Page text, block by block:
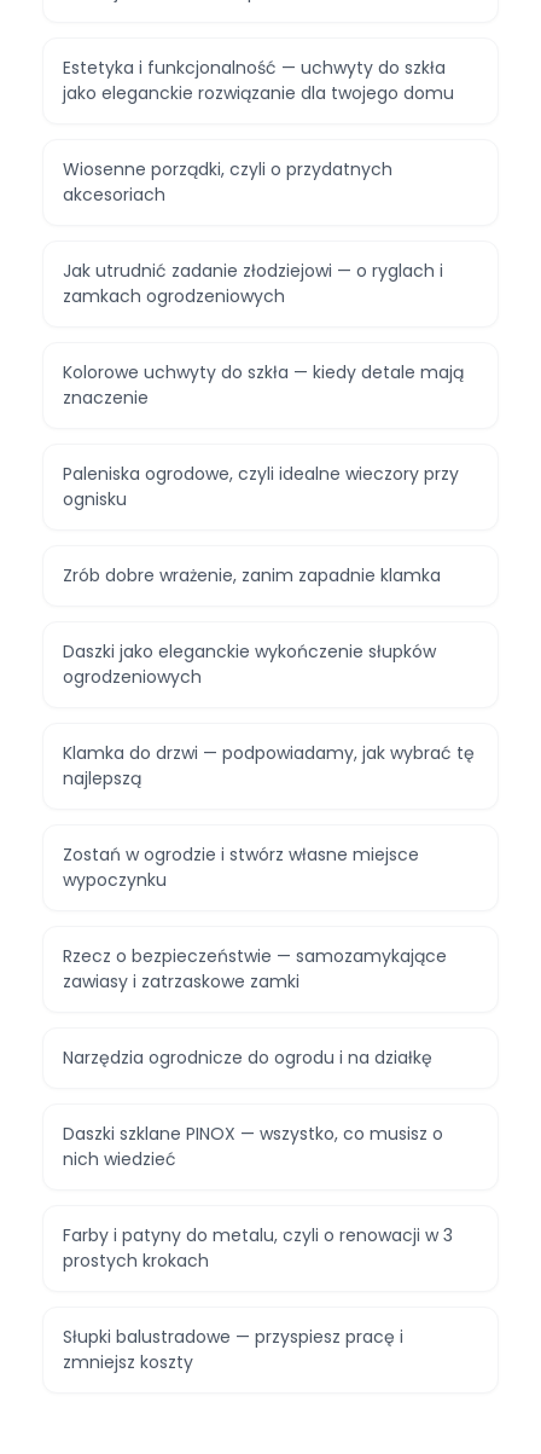
Estetyka i funkcjonalność — uchwyty do szkła
jako eleganckie rozwiązanie dla twojego domu
Wiosenne porządki, czyli o przydatnych
akcesoriach
Jak utrudnić zadanie złodziejowi — o ryglach i
zamkach ogrodzeniowych
Kolorowe uchwyty do szkła — kiedy detale mają
znaczenie
Paleniska ogrodowe, czyli idealne wieczory przy
ognisku
Zrób dobre wrażenie, zanim zapadnie klamka
Daszki jako eleganckie wykończenie słupków
ogrodzeniowych
Klamka do drzwi — podpowiadamy, jak wybrać tę
najlepszą
Zostań w ogrodzie i stwórz własne miejsce
wypoczynku
Rzecz o bezpieczeństwie — samozamykające
zawiasy i zatrzaskowe zamki
Narzędzia ogrodnicze do ogrodu i na działkę
Daszki szklane PINOX — wszystko, co musisz o
nich wiedzieć
Farby i patyny do metalu, czyli o renowacji w 3
prostych krokach
Słupki balustradowe — przyspiesz pracę i
zmniejsz koszty